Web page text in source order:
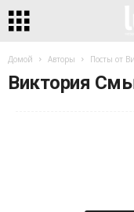
Домой Авторы Посты от
Виктория